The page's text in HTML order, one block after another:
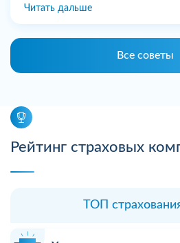
Читать дальше
Все советы
Рейтинг страховых
ТОП